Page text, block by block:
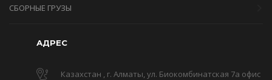
СБОРНЫЕ ГРУЗЫ
АДРЕС
Казахстан , г. Алматы, ул. Биокомбинатская 7а офис